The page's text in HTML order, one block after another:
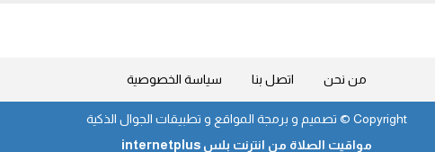
من نحن اتصل بنا سياسة الخصوصية
Copyright ©
تصميم و برمجة المواقع و تطبيقات الجوال الذكية
مواقيت الصلاة من انترنت بلس internetplus